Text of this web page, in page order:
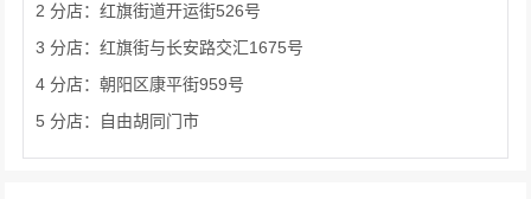
2 分店：红旗街道开运街526号
3 分店：红旗街与长安路交汇1675号
4 分店：朝阳区康平街959号
5 分店：自由胡同门市